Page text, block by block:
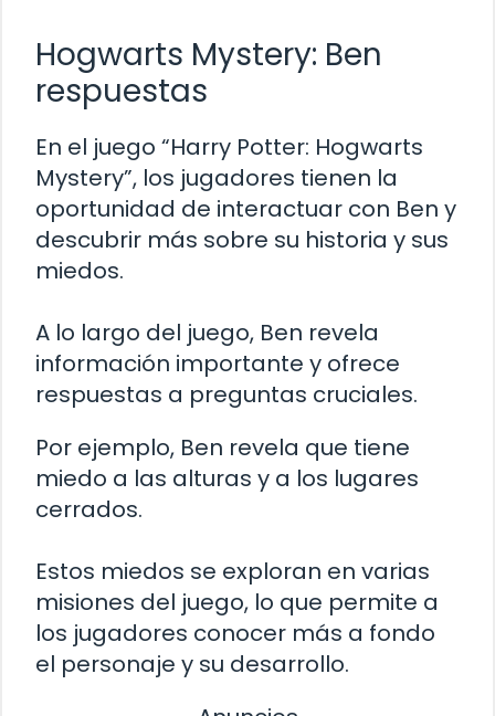
Hogwarts Mystery: Ben
respuestas
En el juego “Harry Potter: Hogwarts
Mystery”, los jugadores tienen la
oportunidad de interactuar con Ben y
descubrir más sobre su historia y sus
miedos.
A lo largo del juego, Ben revela
información importante y ofrece
respuestas a preguntas cruciales.
Por ejemplo, Ben revela que tiene
miedo a las alturas y a los lugares
cerrados.
Estos miedos se exploran en varias
misiones del juego, lo que permite a
los jugadores conocer más a fondo
el personaje y su desarrollo.